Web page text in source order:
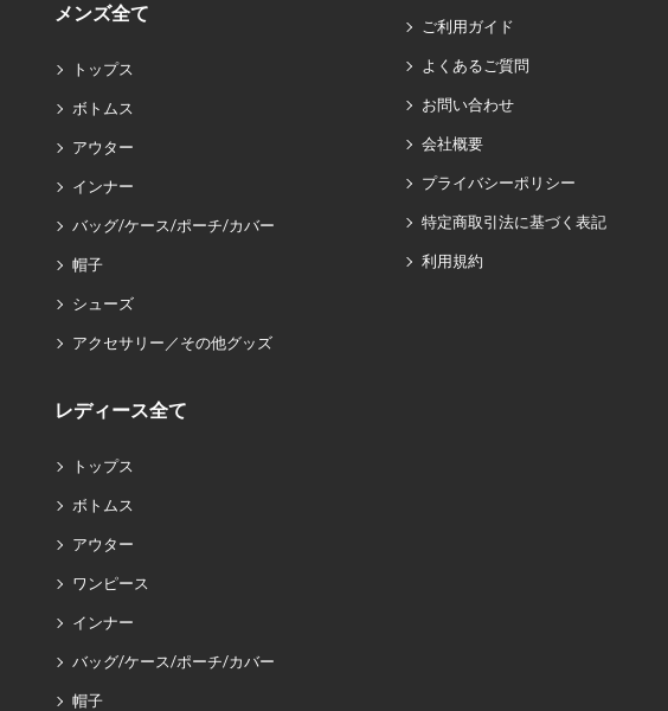
メンズ全て
トップス
ボトムス
アウター
インナー
バッグ/ケース/ポーチ/カバー
帽子
シューズ
アクセサリー／その他グッズ
レディース全て
トップス
ボトムス
アウター
ワンピース
インナー
バッグ/ケース/ポーチ/カバー
帽子
ご利用ガイド
よくあるご質問
お問い合わせ
会社概要
プライバシーポリシー
特定商取引法に基づく表記
利用規約